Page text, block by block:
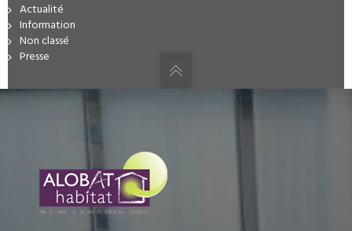
Actualité
Information
Non classé
Presse